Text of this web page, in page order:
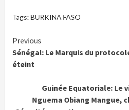
Tags: BURKINA FASO
Continue
Reading
Previous
Sénégal: Le Marquis du
éteint
Guinée Equatoriale: Le
Nguema Obiang Mangue,